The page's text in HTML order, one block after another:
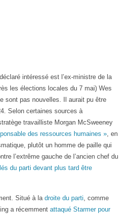
intéressé est l’ex-ministre de la
les élections locales du 7 mai) Wes
sont pas nouvelles. Il aurait pu être
Selon certaines sources à
travailliste Morgan McSweeney
des ressources humaines », en
plutôt un homme de paille qui
l’extrême gauche de l’ancien chef du
du parti devant plus tard être
Situé à la droite du parti, comme
a récemment attaqué Starmer pour